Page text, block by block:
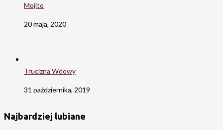
Mojito
20 maja, 2020
Trucizna Wdowy
31 października, 2019
Najbardziej lubiane